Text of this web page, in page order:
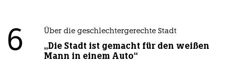
6 Über die geschlechtergerechte Stadt
„Die Stadt ist gemacht für den weißen
Mann in einem Auto“